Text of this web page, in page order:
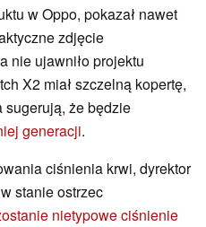
w Oppo, pokazał nawet
zdjęcie
nie ujawniło projektu
X2 miał szczelną kopertę,
że będzie
generacji.
ciśnienia krwi, dyrektor
stanie ostrzec
nietypowe ciśnienie